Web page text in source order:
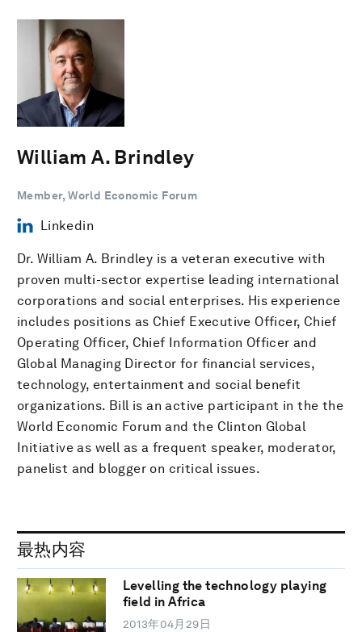
William A. Brindley
Member, World Economic Forum
Linkedin
Dr. William A. Brindley is a veteran executive with
proven multi-sector expertise leading international
corporations and social enterprises. His experience
includes positions as Chief Executive Officer, Chief
Operating Officer, Chief Information Officer and
Global Managing Director for financial services,
technology, entertainment and social benefit
organizations. Bill is an active participant in the the
World Economic Forum and the Clinton Global
Initiative as well as a frequent speaker, moderator,
panelist and blogger on critical issues.
最热内容
Levelling the technology playing
field in Africa
2013年04月29日